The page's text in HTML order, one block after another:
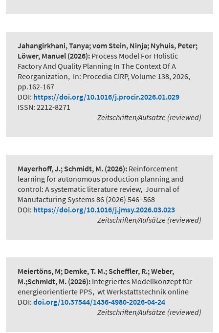
Jahangirkhani, Tanya; vom Stein, Ninja; Nyhuis, Peter;
Löwer, Manuel (2026): Process Model For Holistic
Factory And Quality Planning In The Context Of A
Reorganization, In: Procedia CIRP, Volume 138, 2026,
pp.162-167
DOI: https://doi.org/10.1016/j.procir.2026.01.029
ISSN: 2212-8271
Zeitschriften/Aufsätze (reviewed)
Mayerhoff, J.; Schmidt, M. (2026): Reinforcement
learning for autonomous production planning and
control: A systematic literature review, Journal of
Manufacturing Systems 86 (2026) 546–568
DOI: https://doi.org/10.1016/j.jmsy.2026.03.023
Zeitschriften/Aufsätze (reviewed)
Meiertöns, M; Demke, T. M.; Scheffler, R.; Weber,
M.;Schmidt, M. (2026): Integriertes Modellkonzept für
energieorientierte PPS, wt Werkstattstechnik online
DOI: doi.org/10.37544/1436-4980-2026-04-24
Zeitschriften/Aufsätze (reviewed)